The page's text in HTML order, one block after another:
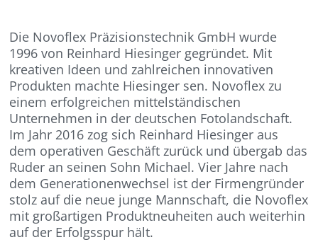
Die Novoflex Präzisionstechnik GmbH wurde
1996 von Reinhard Hiesinger gegründet. Mit
kreativen Ideen und zahlreichen innovativen
Produkten machte Hiesinger sen. Novoflex zu
einem erfolgreichen mittelständischen
Unternehmen in der deutschen Fotolandschaft.
Im Jahr 2016 zog sich Reinhard Hiesinger aus
dem operativen Geschäft zurück und übergab das
Ruder an seinen Sohn Michael. Vier Jahre nach
dem Generationenwechsel ist der Firmengründer
stolz auf die neue junge Mannschaft, die Novoflex
mit großartigen Produktneuheiten auch weiterhin
auf der Erfolgsspur hält.